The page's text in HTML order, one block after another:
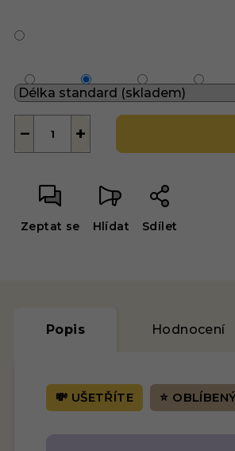
+
−
Zeptat se Hlídat Sdílet
Popis Hodnocení
💸 UŠETŘÍTE ⭐